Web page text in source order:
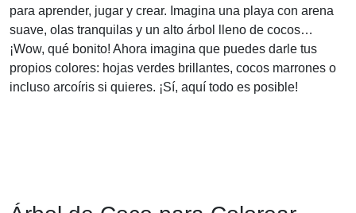
para aprender, jugar y crear. Imagina una playa con arena
suave, olas tranquilas y un alto árbol lleno de cocos…
¡Wow, qué bonito! Ahora imagina que puedes darle tus
propios colores: hojas verdes brillantes, cocos marrones o
incluso arcoíris si quieres. ¡Sí, aquí todo es posible!